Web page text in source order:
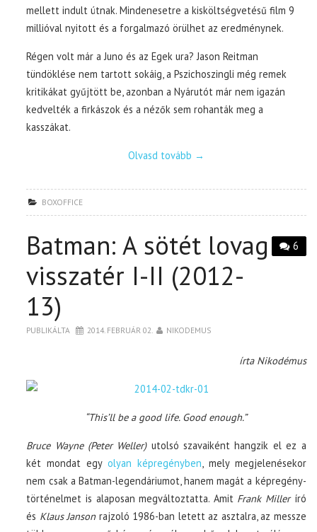
mellett indult útnak. Mindenesetre a kisköltségvetésű film 9
millióval nyitott és a forgalmazó örülhet az eredménynek.
Régen volt már a Juno és az Egek ura? Jason Reitman
tündöklése nem tartott sokáig, a Pszichoszingli még remek
kritikákat gyűjtött be, azonban a Nyárutót már nem igazán
kedvelték a firkászok és a nézők sem rohanták meg a
kasszákat.
Olvasd tovább →
BOXOFFICE
6
Batman: A sötét lovag
visszatér I-II (2012-
13)
PUBLIKÁLTA 2014. FEBRUÁR 02. NIKODEMUS
írta Nikodémus
“This’ll be a good life. Good enough.”
Bruce Wayne (Peter Weller)utolsó szavaiként hangzik el ez a
két mondat egy olyan képregényben, mely megjelenésekor
nem csak a Batman-legendáriumot, hanem magát a képregény-
történelmet is alaposan megváltoztatta. Amit Frank Milleríró
és Klaus Jansonrajzoló 1986-ban letett az asztalra, az messze